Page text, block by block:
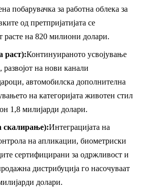
побарувачка за работна облека за
од претпријатијата се
расте на 820 милиони долари.
раст):Континуираното усвојување
развојот на нови канали
автомобилска дополнителна
на категоријата животен стил
1,8 милијарди долари.
скалирање):Интеграцијата на
на апликации, биометриски
сертифицирани за одржливост и
дистрибуција го насочуваат
долари.